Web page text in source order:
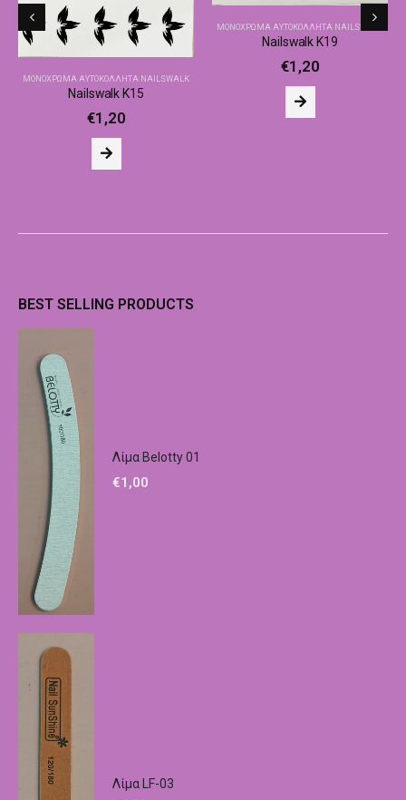
ΜΟΝΌΧΡΩΜΑ ΑΥΤΟΚΌΛΛΗΤΑ NAILSWALK
Nailswalk Κ15
€1,20
ΜΟΝΌΧΡΩΜΑ ΑΥΤΟΚΌΛΛΗΤΑ NAILSWALK
Nailswalk Κ19
€1,20
BEST SELLING PRODUCTS
Λίμα Belotty 01
€1,00
Λίμα LF-03